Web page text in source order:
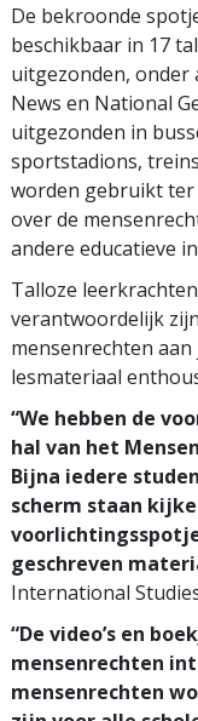
De bekroonde
beschikbaar in 17
uitgezonden, onder
News en National
uitgezonden in
sportstadions,
worden gebruikt ter
over de
andere educatieve
Talloze
verantwoordelijk
mensenrechten
lesmateriaal
“We hebben de
hal van het
Bijna iedere
scherm staan
geschreven
International
“De video’s en
mensenrechten
mensenrechten